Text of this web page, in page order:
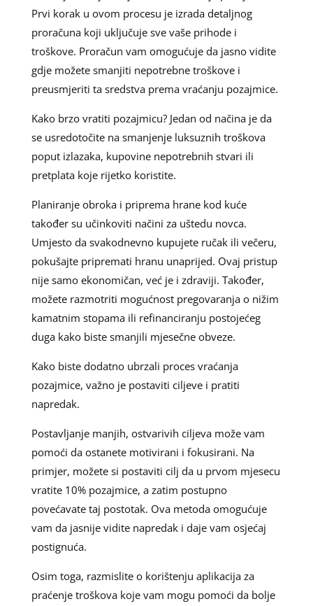
Prvi korak u ovom procesu je izrada detaljnog
proračuna koji uključuje sve vaše prihode i
troškove. Proračun vam omogućuje da jasno vidite
gdje možete smanjiti nepotrebne troškove i
preusmjeriti ta sredstva prema vraćanju pozajmice.
Kako brzo vratiti pozajmicu? Jedan od načina je da
se usredotočite na smanjenje luksuznih troškova
poput izlazaka, kupovine nepotrebnih stvari ili
pretplata koje rijetko koristite.
Planiranje obroka i priprema hrane kod kuće
također su učinkoviti načini za uštedu novca.
Umjesto da svakodnevno kupujete ručak ili večeru,
pokušajte pripremati hranu unaprijed. Ovaj pristup
nije samo ekonomičan, već je i zdraviji. Također,
možete razmotriti mogućnost pregovaranja o nižim
kamatnim stopama ili refinanciranju postojećeg
duga kako biste smanjili mjesečne obveze.
Kako biste dodatno ubrzali proces vraćanja
pozajmice, važno je postaviti ciljeve i pratiti
napredak.
Postavljanje manjih, ostvarivih ciljeva može vam
pomoći da ostanete motivirani i fokusirani. Na
primjer, možete si postaviti cilj da u prvom mjesecu
vratite 10% pozajmice, a zatim postupno
povećavate taj postotak. Ova metoda omogućuje
vam da jasnije vidite napredak i daje vam osjećaj
postignuća.
Osim toga, razmislite o korištenju aplikacija za
praćenje troškova koje vam mogu pomoći da bolje